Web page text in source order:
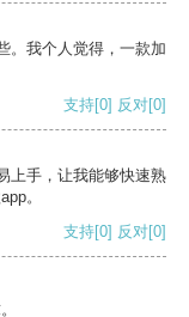
。我个人觉得，一款加
支持[0] 反对[0]
上手，让我能够快速熟
。
支持[0] 反对[0]